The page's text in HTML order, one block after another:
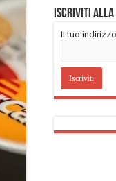
Iscriviti alla
Il tuo indirizzo